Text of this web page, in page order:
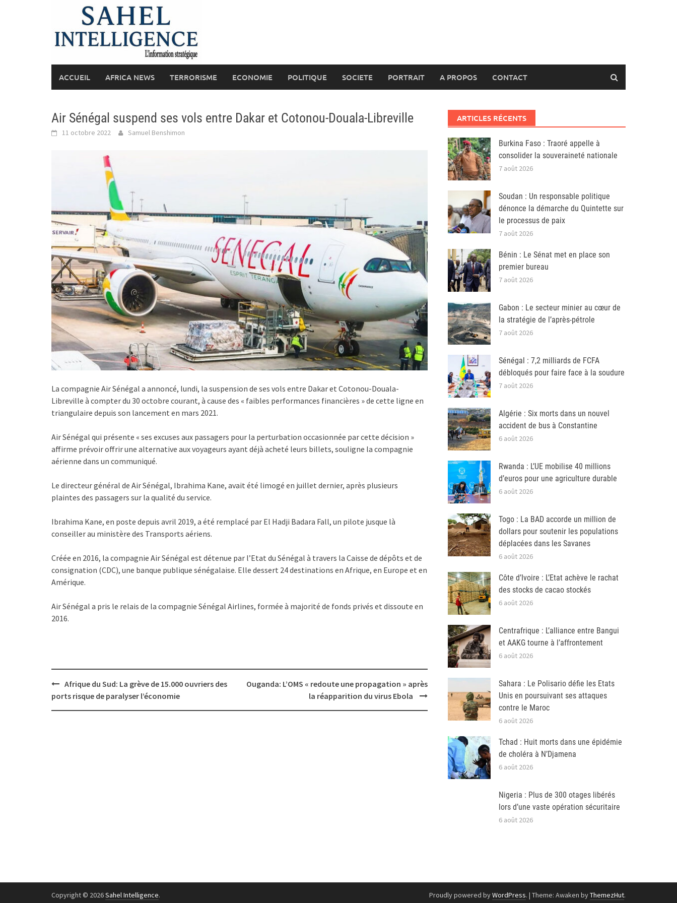
ACCUEIL AFRICA NEWS TERRORISME ECONOMIE POLITIQUE SOCIETE PORTRAIT A PROPOS CONTACT
Air Sénégal suspend ses vols entre Dakar et Cotonou-Douala-Libreville
11 octobre 2022 Samuel Benshimon
La compagnie Air Sénégal a annoncé, lundi, la suspension de ses vols entre Dakar et Cotonou-Douala-
Libreville à compter du 30 octobre courant, à cause des « faibles performances financières » de cette ligne en
triangulaire depuis son lancement en mars 2021.
Air Sénégal qui présente « ses excuses aux passagers pour la perturbation occasionnée par cette décision »
affirme prévoir offrir une alternative aux voyageurs ayant déjà acheté leurs billets, souligne la compagnie
aérienne dans un communiqué.
Le directeur général de Air Sénégal, Ibrahima Kane, avait été limogé en juillet dernier, après plusieurs
plaintes des passagers sur la qualité du service.
Ibrahima Kane, en poste depuis avril 2019, a été remplacé par El Hadji Badara Fall, un pilote jusque là
conseiller au ministère des Transports aériens.
Créée en 2016, la compagnie Air Sénégal est détenue par l’Etat du Sénégal à travers la Caisse de dépôts et de
consignation (CDC), une banque publique sénégalaise. Elle dessert 24 destinations en Afrique, en Europe et en
Amérique.
Air Sénégal a pris le relais de la compagnie Sénégal Airlines, formée à majorité de fonds privés et dissoute en
2016.
Post
navigation
Afrique du Sud: La grève de 15.000 ouvriers des
ports risque de paralyser l’économie
Ouganda: L’OMS « redoute une propagation » après
la réapparition du virus Ebola
ARTICLES RÉCENTS
Burkina Faso : Traoré appelle à
consolider la souveraineté nationale
7 août 2026
Soudan : Un responsable politique
dénonce la démarche du Quintette sur
le processus de paix
7 août 2026
Bénin : Le Sénat met en place son
premier bureau
7 août 2026
Gabon : Le secteur minier au cœur de
la stratégie de l’après-pétrole
7 août 2026
Sénégal : 7,2 milliards de FCFA
débloqués pour faire face à la soudure
7 août 2026
Algérie : Six morts dans un nouvel
accident de bus à Constantine
6 août 2026
Rwanda : L’UE mobilise 40 millions
d’euros pour une agriculture durable
6 août 2026
Togo : La BAD accorde un million de
dollars pour soutenir les populations
déplacées dans les Savanes
6 août 2026
Côte d’Ivoire : L’Etat achève le rachat
des stocks de cacao stockés
6 août 2026
Centrafrique : L’alliance entre Bangui
et AAKG tourne à l’affrontement
6 août 2026
Sahara : Le Polisario défie les Etats
Unis en poursuivant ses attaques
contre le Maroc
6 août 2026
Tchad : Huit morts dans une épidémie
de choléra à N’Djamena
6 août 2026
Nigeria : Plus de 300 otages libérés
lors d’une vaste opération sécuritaire
6 août 2026
Copyright © 2026Sahel Intelligence. Proudly powered byWordPress. | Theme: Awaken byThemezHut.